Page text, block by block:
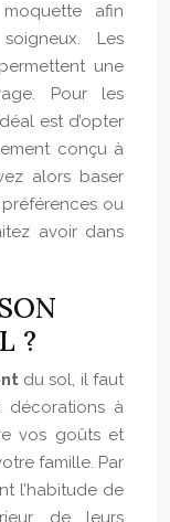
afin
Les
une
Pour les
est d’opter
conçu à
alors baser
ou
avoir dans
?
du sol, il faut
décorations à
vos goûts et
famille. Par
l’habitude de
de leurs